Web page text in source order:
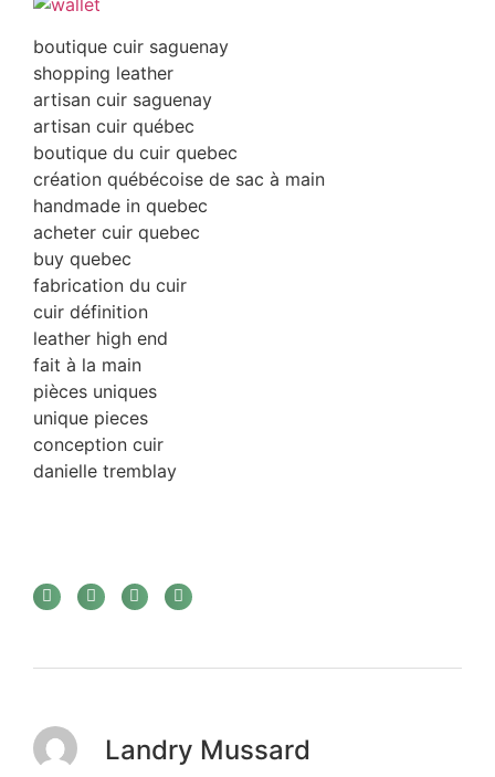
boutique cuir saguenay
shopping leather
artisan cuir saguenay
artisan cuir québec
boutique du cuir quebec
création québécoise de sac à main
handmade in quebec
acheter cuir quebec
buy quebec
fabrication du cuir
cuir définition
leather high end
fait à la main
pièces uniques
unique pieces
conception cuir
danielle tremblay
Landry Mussard